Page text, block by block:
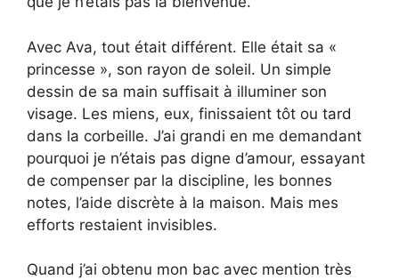
Avec Ava, tout était différent. Elle était sa «
princesse », son rayon de soleil. Un simple
dessin de sa main suffisait à illuminer son
visage. Les miens, eux, finissaient tôt ou tard
dans la corbeille. J’ai grandi en me demandant
pourquoi je n’étais pas digne d’amour, essayant
de compenser par la discipline, les bonnes
notes, l’aide discrète à la maison. Mais mes
efforts restaient invisibles.
Quand j’ai obtenu mon bac avec mention très